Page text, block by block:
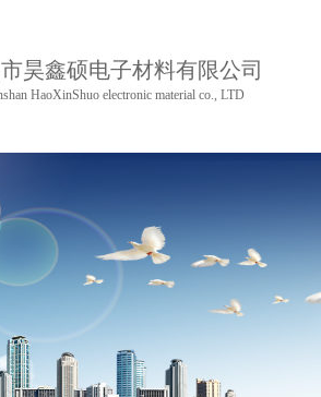
昊鑫硕电子材料有限公司
HaoXinShuo electronic material co., LTD